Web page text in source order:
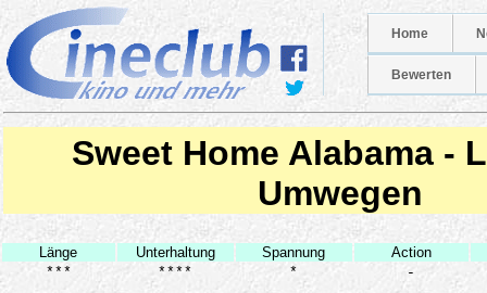
Home
Bewerten
Sweet Home Alabama -
Umwegen
Länge Unterhaltung Spannung
Action
***
**** * -